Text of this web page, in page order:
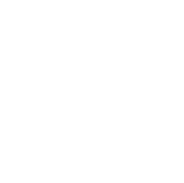
und verhindert so